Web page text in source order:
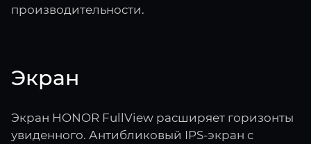
производительности.
Экран
Экран HONOR FullView расширяет горизонты
увиденного. Антибликовый IPS-экран с